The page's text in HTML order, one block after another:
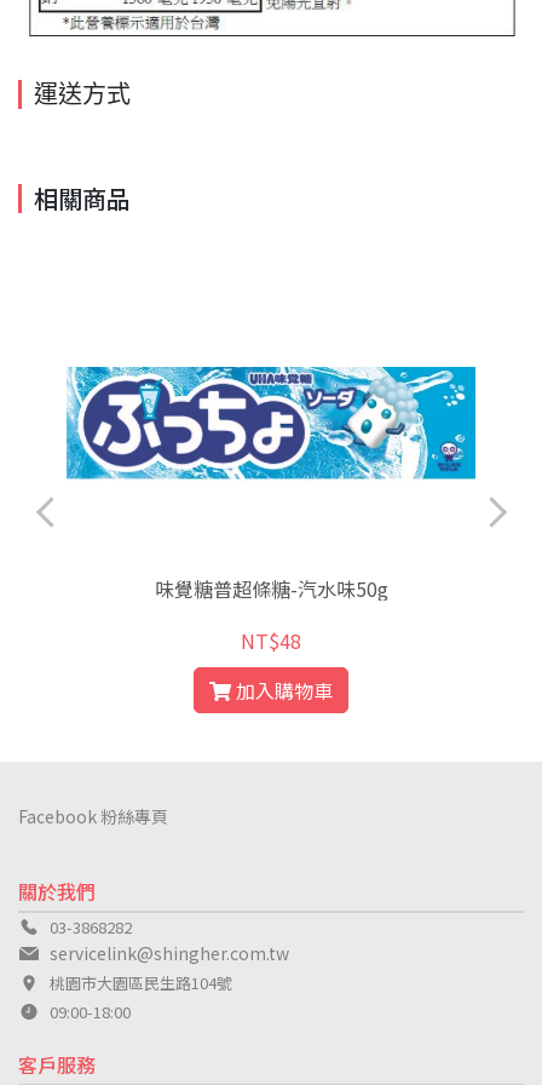
運送方式
相關商品
味覺糖普超條糖-汽水味50g
NT$48
加入購物車
關於我們
03-3868282
servicelink@shingher.com.tw
桃園市大園區民生路104號
09:00-18:00
客戶服務
Facebook 粉絲專頁